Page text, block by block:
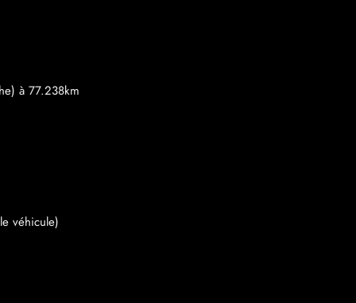
à 77.238km
véhicule)